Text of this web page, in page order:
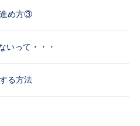
進め方③
いって・・・
る方法